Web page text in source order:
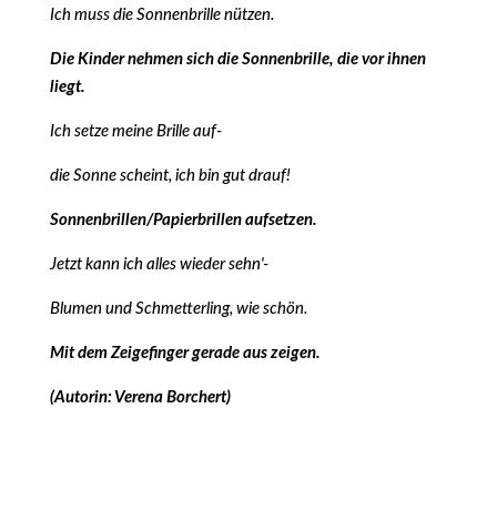
Ich muss die Sonnenbrille nützen.
Die Kinder nehmen sich die Sonnenbrille, die vor ihnen
liegt.
Ich setze meine Brille auf-
die Sonne scheint, ich bin gut drauf!
Sonnenbrillen/Papierbrillen aufsetzen.
Jetzt kann ich alles wieder sehn'-
Blumen und Schmetterling, wie schön.
Mit dem Zeigefinger gerade aus zeigen.
(Autorin: Verena Borchert)